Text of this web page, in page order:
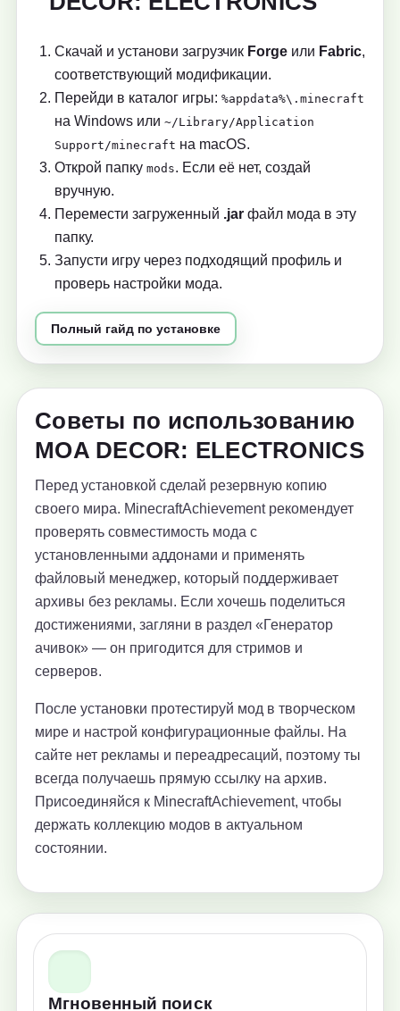
Скачай и установи загрузчик Forge или Fabric,
соответствующий модификации.
Перейди в каталог игры: %appdata%\.minecraft
на Windows или ~/Library/Application
Support/minecraft на macOS.
Открой папку mods. Если её нет, создай
вручную.
Перемести загруженный .jar файл мода в эту
папку.
Запусти игру через подходящий профиль и
проверь настройки мода.
Полный гайд по установке
Советы по использованию
MOA DECOR: ELECTRONICS
Перед установкой сделай резервную копию
своего мира. MinecraftAchievement рекомендует
проверять совместимость мода с
установленными аддонами и применять
файловый менеджер, который поддерживает
архивы без рекламы. Если хочешь поделиться
достижениями, загляни в раздел «Генератор
ачивок» — он пригодится для стримов и
серверов.
После установки протестируй мод в творческом
мире и настрой конфигурационные файлы. На
сайте нет рекламы и переадресаций, поэтому ты
всегда получаешь прямую ссылку на архив.
Присоединяйся к MinecraftAchievement, чтобы
держать коллекцию модов в актуальном
состоянии.
Мгновенный поиск